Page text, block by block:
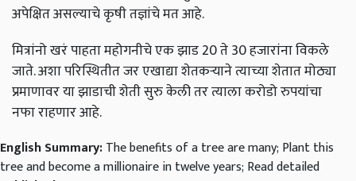
अपेक्षित असल्याचे कृषी तज्ञांचे मत आहे.
मित्रांनो खरं पाहता महोगनीचे एक झाड 20 ते 30 हजारांना विकले
जाते. अशा परिस्थितीत जर एखाद्या शेतकऱ्याने त्याच्या शेतात मोठ्या
प्रमाणावर या झाडाची शेती सुरु केली तर त्याला करोडो रुपयांचा
नफा राहणार आहे.
English Summary:The benefits of a tree are many; Plant this
tree and become a millionaire in twelve years; Read detailed